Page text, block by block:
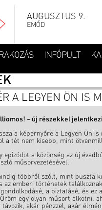
AUGUSZTUS 9.
EMŐD
INFÓPULT
A LEGYEN ÖN IS
– új részekkel
a képernyőre a Legyen Ön
a tét nem kisebb, mint
a közönség az új
műsorvezetésével.
többről szólt, mint puszta
az emberi történetek
a biztatásé, és
egy olyan műsort alkotni,
akár pénzzel, akár